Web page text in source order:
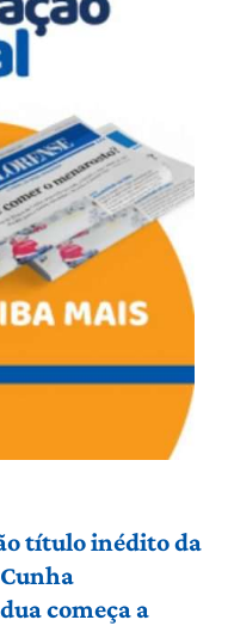
título inédito da
começa a